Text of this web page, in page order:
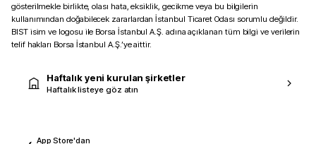
gösterilmekle birlikte, olası hata, eksiklik, gecikme veya bu bilgilerin
kullanımından doğabilecek zararlardan İstanbul Ticaret Odası sorumlu değildir.
BIST isim ve logosu ile Borsa İstanbul A.Ş. adına açıklanan tüm bilgi ve verilerin
telif hakları Borsa İstanbul A.Ş.’ye aittir.
Haftalık yeni kurulan şirketler
Haftalık listeye göz atın
App Store'dan